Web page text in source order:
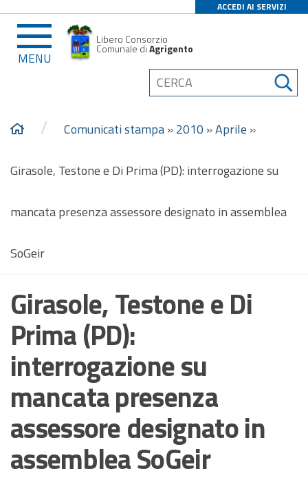
ACCEDI AI SERVIZI
MENU
Libero Consorzio
Comunale diAgrigento
/ Comunicati stampa»2010 »Aprile »
Girasole, Testone e Di Prima (PD): interrogazione su
mancata presenza assessore designato in assemblea
SoGeir
Girasole, Testone e Di
Prima (PD):
interrogazione su
mancata presenza
assessore designato in
assemblea SoGeir